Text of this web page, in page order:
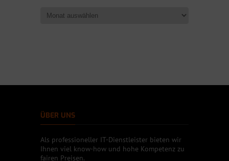
ÜBER UNS
Als professioneller IT-Dienstleister bieten wir
Ihnen viel know-how und hohe Kompetenz zu
fairen Preisen.